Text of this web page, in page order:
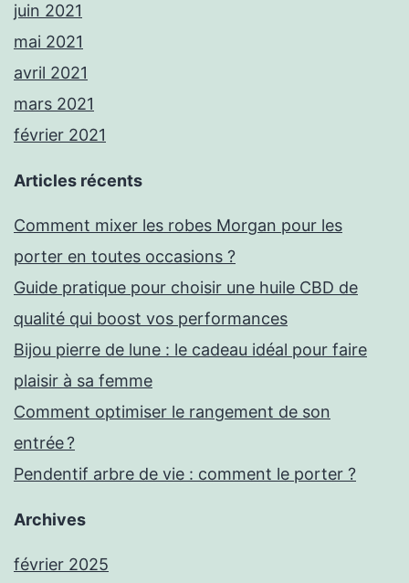
juin 2021
mai 2021
avril 2021
mars 2021
février 2021
Articles récents
Comment mixer les robes Morgan pour les
porter en toutes occasions ?
Guide pratique pour choisir une huile CBD de
qualité qui boost vos performances
Bijou pierre de lune : le cadeau idéal pour faire
plaisir à sa femme
Comment optimiser le rangement de son
entrée ?
Pendentif arbre de vie : comment le porter ?
Archives
février 2025